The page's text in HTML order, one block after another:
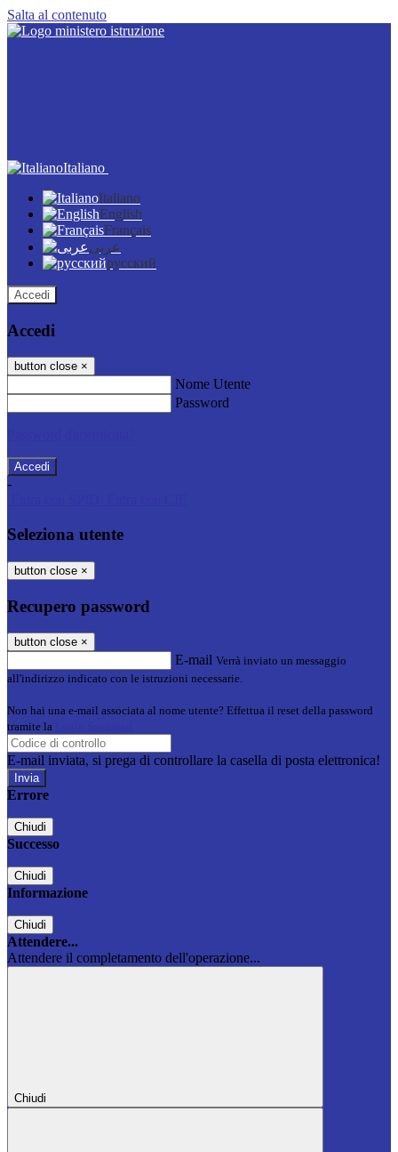
Salta al contenuto
Italiano
Italiano
English
Français
عربى
русский
Accedi
Accedi
button close ×
Nome Utente
Password
-
Seleziona utente
button close ×
Recupero password
button close ×
E-mail Verrà inviato un messaggio
all'indirizzo indicato con le istruzioni necessarie.
Non hai una e-mail associata al nome utente? Effettua il reset della password
tramite la
E-mail inviata, si prega di controllare la casella di posta elettronica!
Errore
Chiudi
Successo
Chiudi
Informazione
Chiudi
Attendere...
Attendere il completamento dell'operazione...
Chiudi